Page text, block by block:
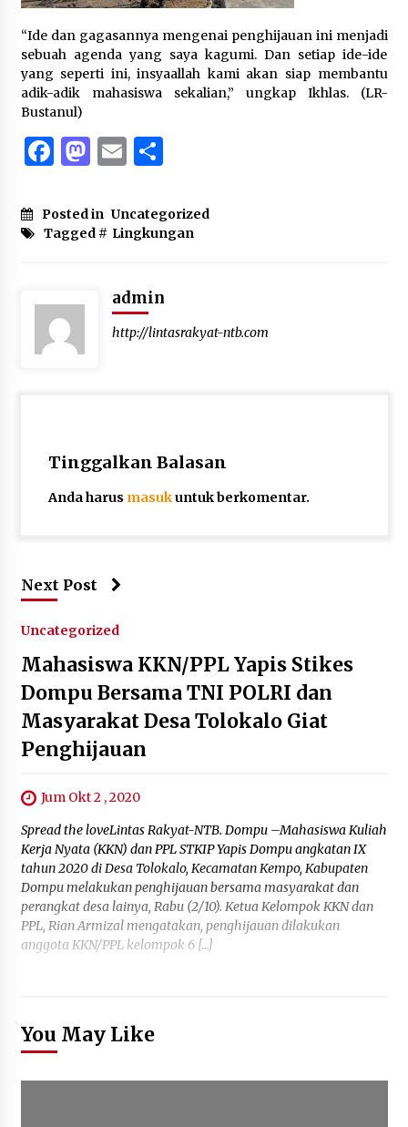
“Ide dan gagasannya mengenai penghijauan ini menjadi
sebuah agenda yang saya kagumi. Dan setiap ide-ide
yang seperti ini, insyaallah kami akan siap membantu
adik-adik mahasiswa sekalian,” ungkap Ikhlas. (LR-
Bustanul)
Facebook
Mastodon
EmailShare
Posted in Uncategorized
Tagged # Lingkungan
admin
http://lintasrakyat-ntb.com
Tinggalkan Balasan
Anda harus masukuntuk berkomentar.
Next Post
Uncategorized
Mahasiswa KKN/PPL Yapis Stikes
Dompu Bersama TNI POLRI dan
Masyarakat Desa Tolokalo Giat
Penghijauan
Jum Okt 2 , 2020
Spread the loveLintas Rakyat-NTB. Dompu –Mahasiswa Kuliah
Kerja Nyata (KKN) dan PPL STKIP Yapis Dompu angkatan IX
tahun 2020 di Desa Tolokalo, Kecamatan Kempo, Kabupaten
Dompu melakukan penghijauan bersama masyarakat dan
perangkat desa lainya, Rabu (2/10). Ketua Kelompok KKN dan
PPL, Rian Armizal mengatakan, penghijauan dilakukan
anggota KKN/PPL kelompok 6 […]
You May Like